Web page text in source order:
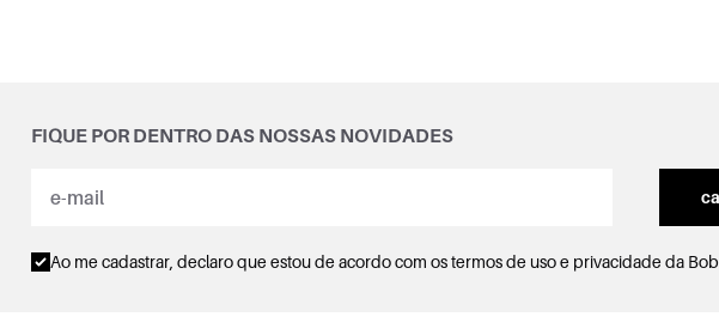
FIQUE POR DENTRO DAS NOSSAS NOVIDADES
Ao me cadastrar, declaro que estou de acordo com ostermos de uso e privacidadeda